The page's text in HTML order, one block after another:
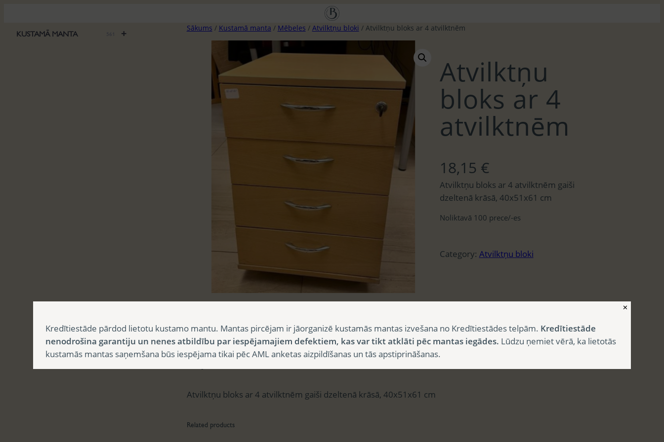
saturu
+
KUSTAMĀ MANTA
Sākums / Kustamā manta / Mēbeles / Atvilktņu bloki / Atvilktņu bloks ar 4 atvilktnēm
Atvilktņu
bloks ar 4
atvilktnēm
18,15 €
Atvilktņu bloks ar 4 atvilktnēm gaiši
dzeltenā krāsā, 40x51x61 cm
Noliktavā 100 prece/-es
Category: Atvilktņu bloki
Apraksts
Atvilktņu bloks ar 4 atvilktnēm gaiši dzeltenā krāsā, 40x51x61 cm
Related products
✕
Kredītiestāde pārdod lietotu kustamo mantu. Mantas pircējam ir jāorganizē kustamās mantas izvešana no Kredītiestādes telpām. Kredītiestāde
nenodrošina garantiju un nenes atbildību par iespējamajiem defektiem, kas var tikt atklāti pēc mantas iegādes. Lūdzu ņemiet vērā, ka lietotās
kustamās mantas saņemšana būs iespējama tikai pēc AML anketas aizpildīšanas un tās apstiprināšanas.